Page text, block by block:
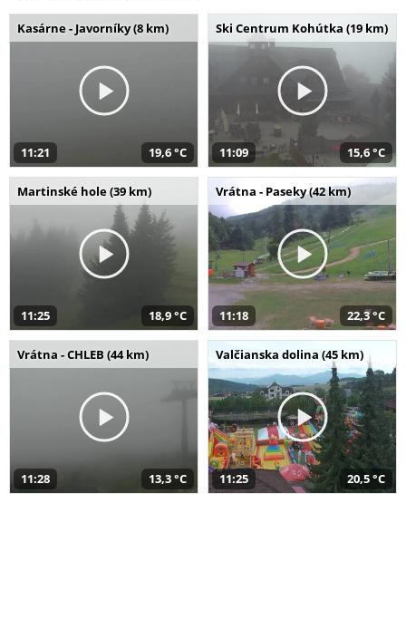
Kasárne - Javorníky (8 km)
11:21 19,6 °C
Ski Centrum Kohútka (19 km)
11:09 15,6 °C
Martinské hole (39 km)
11:25 18,9 °C
Vrátna - Paseky (42 km)
11:18 22,3 °C
Vrátna - CHLEB (44 km)
11:28 13,3 °C
Valčianska dolina (45 km)
11:25 20,5 °C